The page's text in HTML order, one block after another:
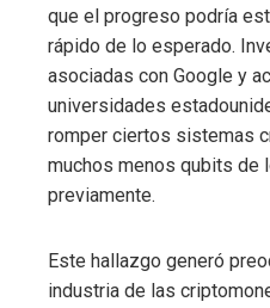
que el progreso podría
rápido de lo esperado.
asociadas con Google y
universidades
romper ciertos sistemas
muchos menos qubits de
previamente.
Este hallazgo generó
industria de las